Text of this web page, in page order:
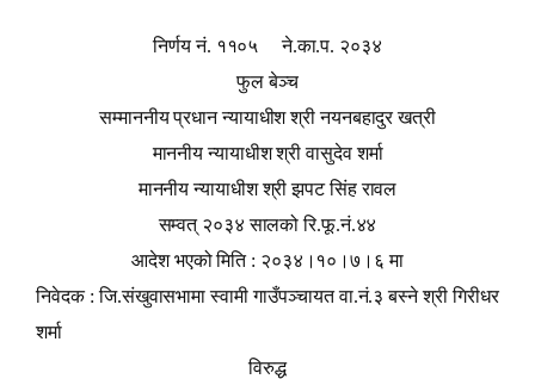
निर्णय नं. ११०५ ने.का.प. २०३४
फुल बेञ्च
सम्माननीय प्रधान न्यायाधीश श्री नयनबहादुर खत्री
माननीय न्यायाधीश श्री वासुदेव शर्मा
माननीय न्यायाधीश श्री झपट सिंह रावल
सम्वत् २०३४ सालको रि.फू.नं.४४
आदेश भएको मिति : २०३४।१०।७।६ मा
निवेदक : जि.संखुवासभामा स्वामी गाउँपञ्चायत वा.नं.३ बस्ने श्री गिरीधर
शर्मा
विरुद्ध